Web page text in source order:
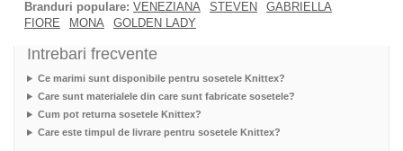
Branduri populare: VENEZIANA STEVEN
GABRIELLA
FIORE
MONA GOLDEN LADY
Intrebari frecvente
Ce marimi sunt disponibile pentru sosetele Knittex?
Care sunt materialele din care sunt fabricate sosetele?
Cum pot returna sosetele Knittex?
Care este timpul de livrare pentru sosetele Knittex?